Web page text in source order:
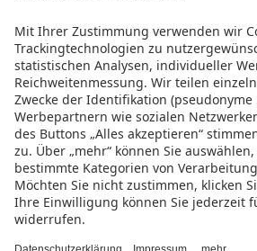
Mit Ihrer Zustimmung verwenden wir
Trackingtechnologien zu
statistischen Analysen, individueller
Reichweitenmessung. Wir teilen
Zwecke der Identifikation
Werbepartnern wie sozialen
des Buttons „Alles akzeptieren“
zu. Über „mehr“ können Sie
bestimmte Kategorien von
Möchten Sie nicht zustimmen, klicken
Ihre Einwilligung können Sie jederzeit
widerrufen.
Telefon